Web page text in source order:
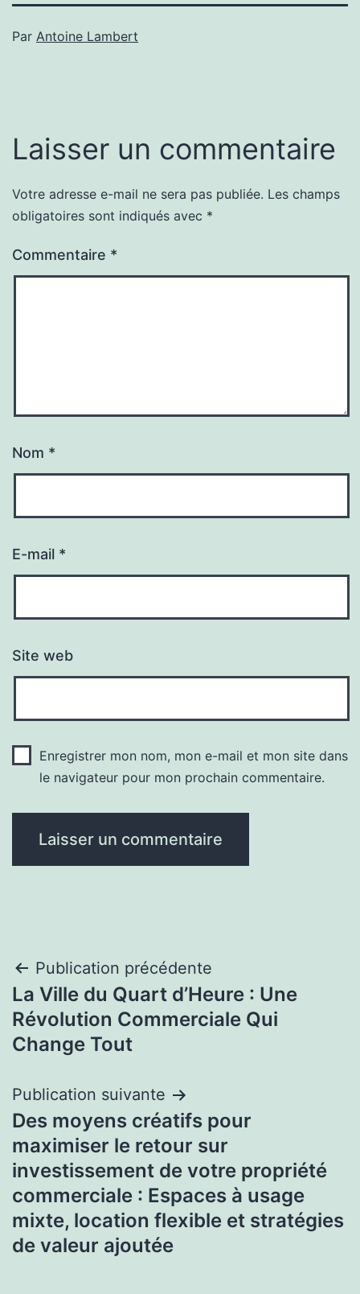
Par Antoine Lambert
Laisser un commentaire
Votre adresse e-mail ne sera pas publiée. Les champs
obligatoires sont indiqués avec *
Commentaire *
Nom *
E-mail *
Site web
Enregistrer mon nom, mon e-mail et mon site dans
le navigateur pour mon prochain commentaire.
Navigation
de
l’article
Publication précédente
La Ville du Quart d’Heure : Une
Révolution Commerciale Qui
Change Tout
Publication suivante
Des moyens créatifs pour
maximiser le retour sur
investissement de votre propriété
commerciale : Espaces à usage
mixte, location flexible et stratégies
de valeur ajoutée